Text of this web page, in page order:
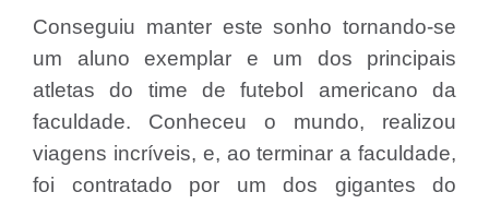
Conseguiu manter este sonho tornando-se
um aluno exemplar e um dos principais
atletas do time de futebol americano da
faculdade. Conheceu o mundo, realizou
viagens incríveis, e, ao terminar a faculdade,
foi contratado por um dos gigantes do